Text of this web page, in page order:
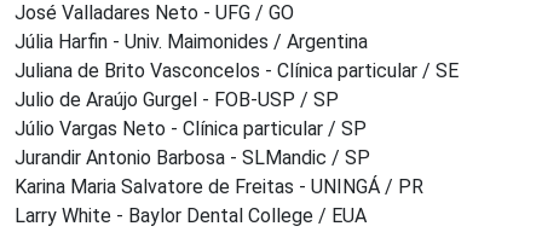
José Valladares Neto - UFG / GO
Júlia Harfin - Univ. Maimonides / Argentina
Juliana de Brito Vasconcelos - Clínica particular / SE
Julio de Araújo Gurgel - FOB-USP / SP
Júlio Vargas Neto - Clínica particular / SP
Jurandir Antonio Barbosa - SLMandic / SP
Karina Maria Salvatore de Freitas - UNINGÁ / PR
Larry White - Baylor Dental College / EUA